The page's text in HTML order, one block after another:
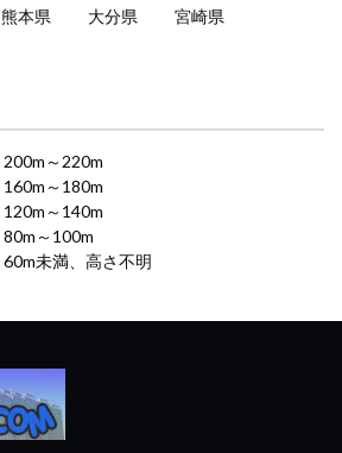
熊本県 大分県
宮崎県
200m～220m
160m～180m
120m～140m
80m～100m
60m未満、高さ不明